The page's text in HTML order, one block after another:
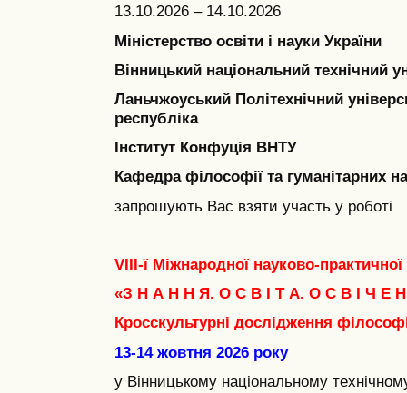
13.10.2026 – 14.10.2026
Міністерство освіти і науки України
Вінницький національний технічний
Ланьчжоуський Політехнічний
республіка
Інститут Конфуція ВНТУ
Кафедра філософії та гуманітарних
запрошують Вас взяти участь у роботі
VIII-ї Міжнародної науково-
«З Н А Н Н Я. О С В І Т А. О С В І Ч Е Н
Кросскультурні дослідження
13-14 жовтня 2026 року
у Вінницькому національному